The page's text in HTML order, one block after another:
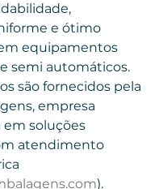
e ótimo
equipamentos
semi automáticos.
são fornecidos pela
empresa
em soluções
atendimento
).